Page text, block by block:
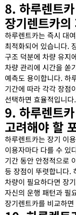
8. 하루렌트
장기렌트카
하루렌트카는 즉시 대
최적화되어 있습니다.
구조 덕분에 차량 유지
차량 관리에 시간을 쏟
예측도 용이합니다. 하
기간에 따라 각각 장점
선택하면 효율적입니다.
9. 하루렌트
고려해야 할
하루렌트카는 장기 이
이용자마다 다를 수 있
기간 동안 안정적으로
등 장점이 뚜렷합니다.
차량이 필요하다면 장
자신의 운행 패턴과 필
장기렌트카를 비교하